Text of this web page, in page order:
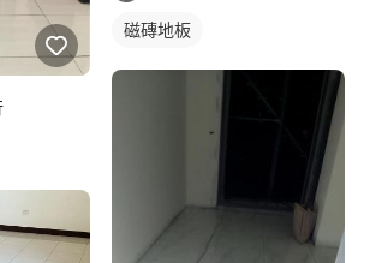
磁磚地板